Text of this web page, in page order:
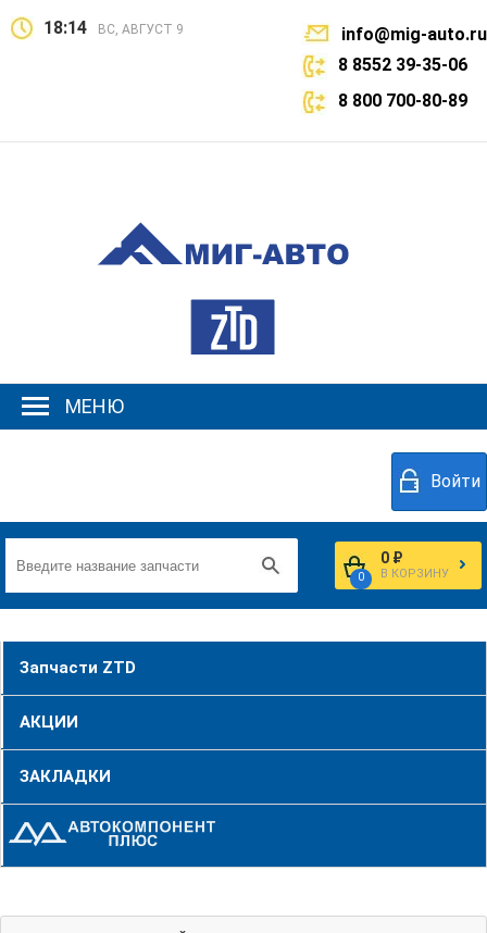
18:14 ВС, АВГУСТ 9
info@mig-auto.ru
8 8552 39-35-06
8 800 700-80-89
МЕНЮ
Войти
0
0 ₽
В КОРЗИНУ
Запчасти ZTD
АКЦИИ
ЗАКЛАДКИ